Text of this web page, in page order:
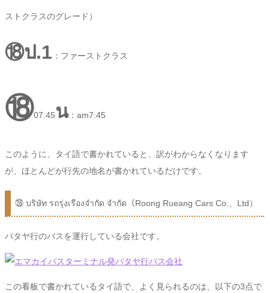
ストクラスのグレード）
⑱ป.1 ：ファーストクラス
⑱07.45น：am7:45
このように、タイ語で書かれていると、訳がわからなくなります
が、ほとんどが行先の地名が書かれているだけです。
㉘ บริษัท รถรุ่งเรืองจำกัด จำกัด（Roong Rueang Cars Co.、Ltd）
パタヤ行のバスを運行している会社です。
この看板で書かれているタイ語で、よく見られるのは、以下の3点で